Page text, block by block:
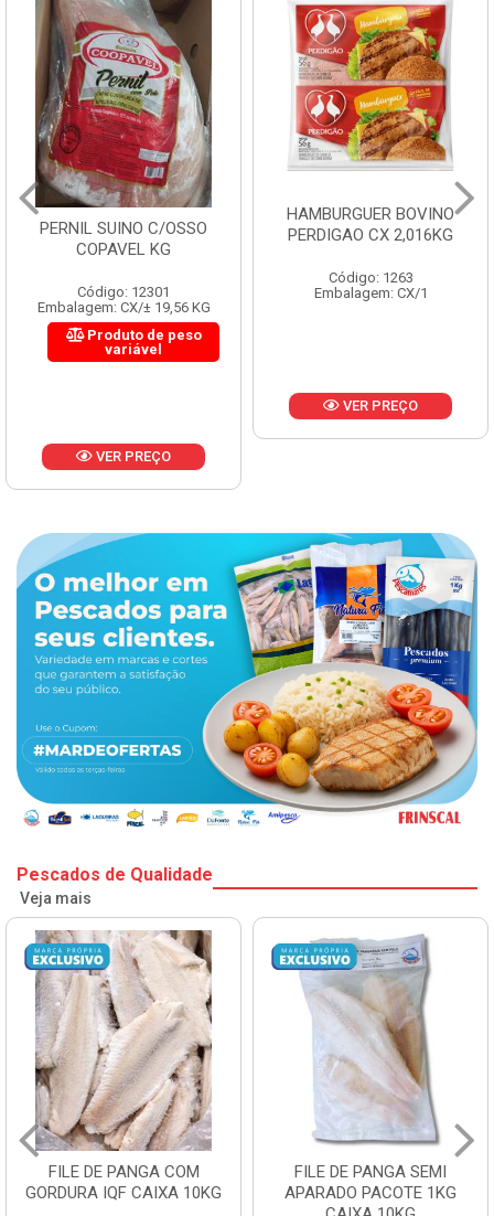
PERNIL SUINO C/OSSO
COPAVEL KG
Código: 12301
Embalagem: CX/± 19,56 KG
Produto de peso
variável
VER PREÇO
HAMBURGUER BOVINO
PERDIGAO CX 2,016KG
Código: 1263
Embalagem: CX/1
VER PREÇO
Pescados de Qualidade
Veja mais
FILE DE PANGA SEMI
APARADO PACOTE 1KG
POLACA DESFIADA
PESCAMARES PCT5KG